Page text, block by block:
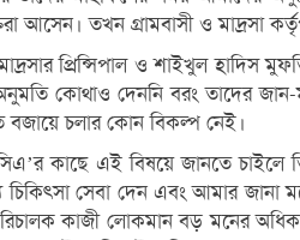
আসেন। তখন গ্রামবাসী ও মাদ্রসা
প্রিন্সিপাল ও শাইখুল হাদিস
কোথাও দেননি বরং তাদের
বজায়ে চলার কোন বিকল্প নেই।
কাছে এই বিষয়ে জানতে চাইলে
চিকিৎসা সেবা দেন এবং আমার
পরিচালক কাজী লোকমান বড় মনের